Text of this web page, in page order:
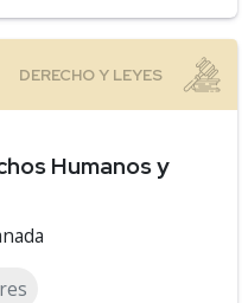
Humanos y